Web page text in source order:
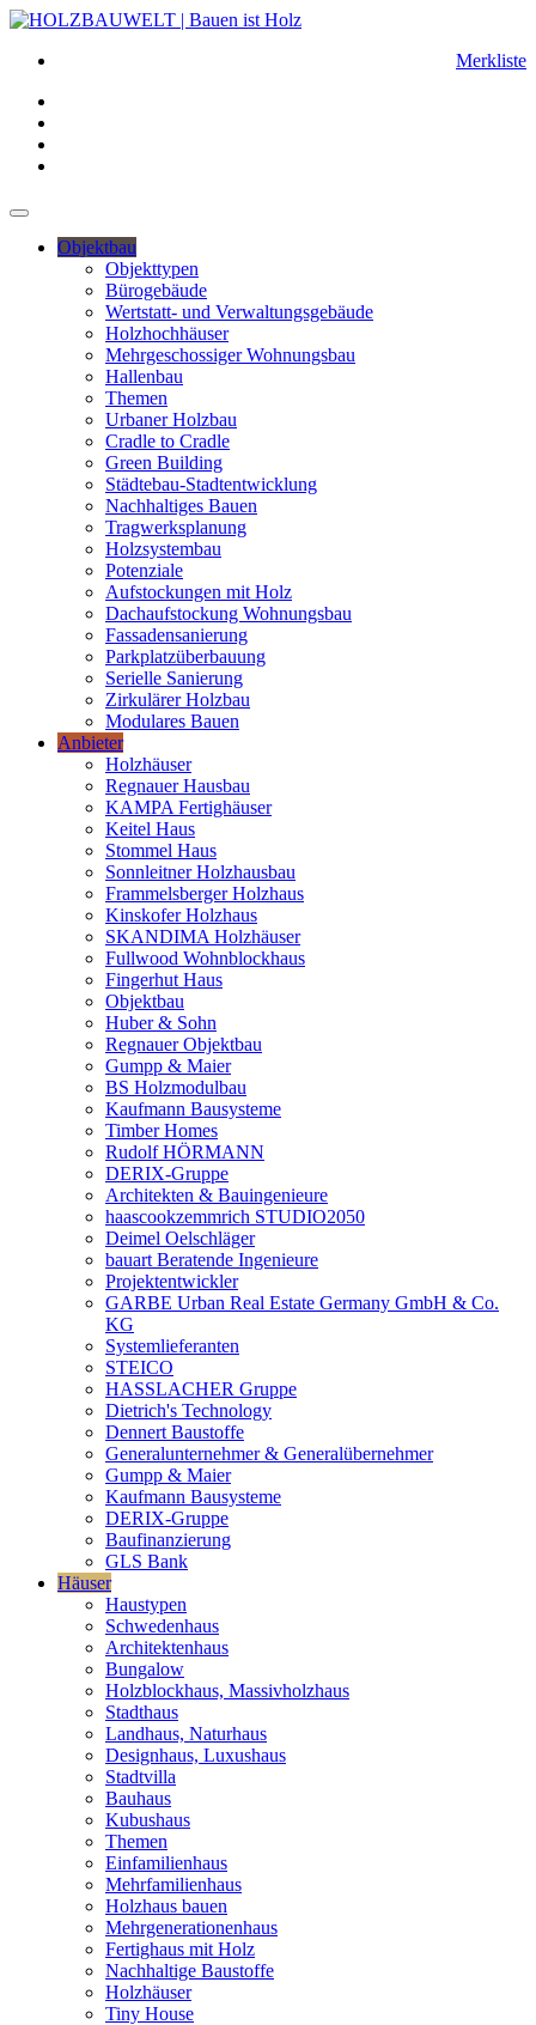
Merkliste
Objektbau
Objekttypen
Bürogebäude
Wertstatt- und Verwaltungsgebäude
Holzhochhäuser
Mehrgeschossiger Wohnungsbau
Hallenbau
Themen
Urbaner Holzbau
Cradle to Cradle
Green Building
Städtebau-Stadtentwicklung
Nachhaltiges Bauen
Tragwerksplanung
Holzsystembau
Potenziale
Aufstockungen mit Holz
Dachaufstockung Wohnungsbau
Fassadensanierung
Parkplatzüberbauung
Serielle Sanierung
Zirkulärer Holzbau
Modulares Bauen
Anbieter
Holzhäuser
Regnauer Hausbau
KAMPA Fertighäuser
Keitel Haus
Stommel Haus
Sonnleitner Holzhausbau
Frammelsberger Holzhaus
Kinskofer Holzhaus
SKANDIMA Holzhäuser
Fullwood Wohnblockhaus
Fingerhut Haus
Objektbau
Huber & Sohn
Regnauer Objektbau
Gumpp & Maier
BS Holzmodulbau
Kaufmann Bausysteme
Timber Homes
Rudolf HÖRMANN
DERIX-Gruppe
Architekten & Bauingenieure
haascookzemmrich STUDIO2050
Deimel Oelschläger
bauart Beratende Ingenieure
Projektentwickler
GARBE Urban Real Estate Germany GmbH & Co.
KG
Systemlieferanten
STEICO
HASSLACHER Gruppe
Dietrich's Technology
Dennert Baustoffe
Generalunternehmer & Generalübernehmer
Gumpp & Maier
Kaufmann Bausysteme
DERIX-Gruppe
Baufinanzierung
GLS Bank
Häuser
Haustypen
Schwedenhaus
Architektenhaus
Bungalow
Holzblockhaus, Massivholzhaus
Stadthaus
Landhaus, Naturhaus
Designhaus, Luxushaus
Stadtvilla
Bauhaus
Kubushaus
Themen
Einfamilienhaus
Mehrfamilienhaus
Holzhaus bauen
Mehrgenerationenhaus
Fertighaus mit Holz
Nachhaltige Baustoffe
Holzhäuser
Tiny House